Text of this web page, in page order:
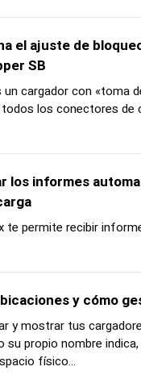
el ajuste de
SB
un cargador con «toma
los conectores de
los informes
te permite recibir
y cómo
y mostrar tus
su propio nombre
físico...